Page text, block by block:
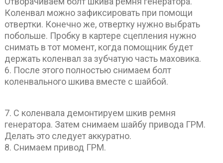
Коленвал можно зафиксировать при помощи
отвертки. Конечно же, отвертку нужно выбрать
побольше. Пробку в картере сцепления нужно
снимать в тот момент, когда помощник будет
держать коленвал за зубчатую часть маховика.
6. После этого полностью снимаем болт
коленвального шкива вместе с шайбой.
7. С коленвала демонтируем шкив ремня
генератора. Затем снимаем шайбу привода ГРМ.
Делать это следует аккуратно.
8. Снимаем привод ГРМ.